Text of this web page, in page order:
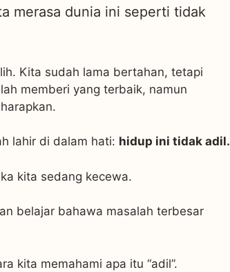
merasa dunia ini seperti tidak
Kita sudah lama bertahan, tetapi
memberi yang terbaik, namun
lahir di dalam hati: hidup ini tidak adil.
kita sedang kecewa.
belajar bahawa masalah terbesar
kita memahami apa itu “adil”.